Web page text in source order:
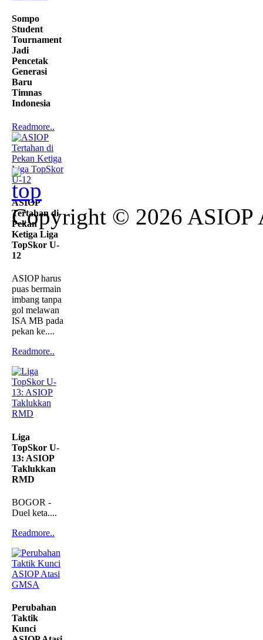
Sompo
Student
Tournament
Jadi
Pencetak
Generasi
Baru
Timnas
Indonesia
Readmore..
ASIOP
Tertahan di
Pekan
Ketiga Liga
TopSkor U-
12
ASIOP harus
puas bermain
imbang tanpa
gol melawan
ISA MB pada
pekan ke....
Readmore..
Liga
TopSkor U-
13: ASIOP
Taklukkan
RMD
BOGOR -
Duel keta....
Readmore..
Perubahan
Taktik
Kunci
Copyright © 2026 ASIOP